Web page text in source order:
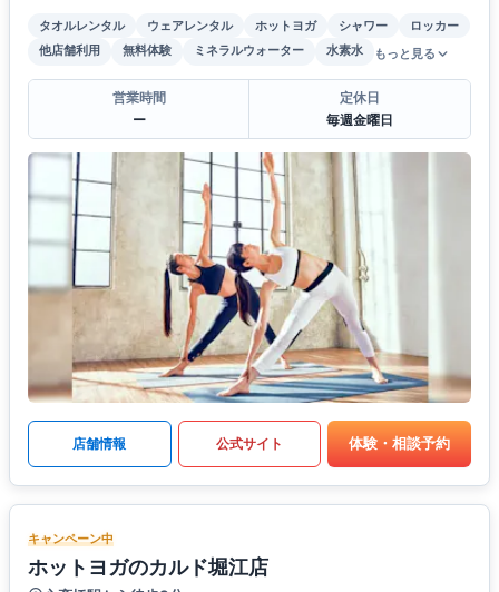
タオルレンタル ウェアレンタル ホットヨガ シャワー
ロッカー
他店舗利用
無料体験 ミネラルウォーター 水素水 もっと見る
営業時間
ー
定休日
毎週金曜日
店舗情報 公式サイト 体験・相談予約
キャンペーン中
ホットヨガのカルド堀江店